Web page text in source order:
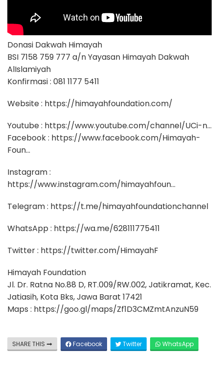
Donasi Dakwah Himayah
BSI 7158 759 777 a/n Yayasan Himayah Dakwah
AlIslamiyah
Konfirmasi : 081 1177 5411
Website : https://himayahfoundation.com/
Youtube : https://www.youtube.com/channel/UCi-n…
Facebook : https://www.facebook.com/Himayah-
Foun…
Instagram :
https://www.instagram.com/himayahfoun…
Telegram : https://t.me/himayahfoundationchannel
WhatsApp : https://wa.me/628111775411
Twitter : https://twitter.com/HimayahF
Himayah Foundation
Jl. Dr. Ratna No.88 D, RT.009/RW.002, Jatikramat, Kec.
Jatiasih, Kota Bks, Jawa Barat 17421
Maps : https://goo.gl/maps/Zf1D3CMZmtAnzuN59
SHARE THIS Facebook Twitter WhatsApp